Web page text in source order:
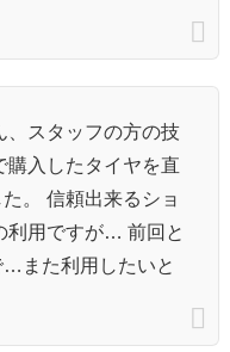
スタッフの方の技
購入したタイヤを直
。 信頼出来るショ
利用ですが… 前回と
また利用したいと